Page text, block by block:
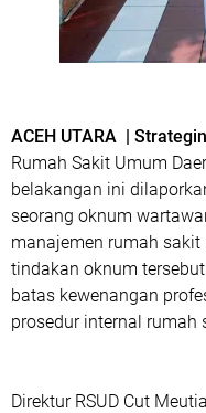
ACEH UTARA |
Rumah Sakit Umum
belakangan ini
seorang oknum
manajemen rumah
tindakan oknum
batas kewenangan
prosedur internal rumah
‎Direktur RSUD Cut